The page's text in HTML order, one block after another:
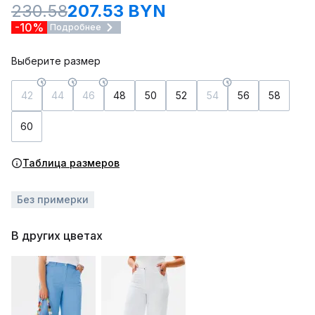
230.58207.53 BYN
-10% Подробнее
Выберите размер
42 44 46 48 50 52 54 56 58
60
Таблица размеров
Без примерки
В других цветах